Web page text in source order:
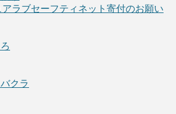
ラブセーフティネット寄付のお願い
クラ